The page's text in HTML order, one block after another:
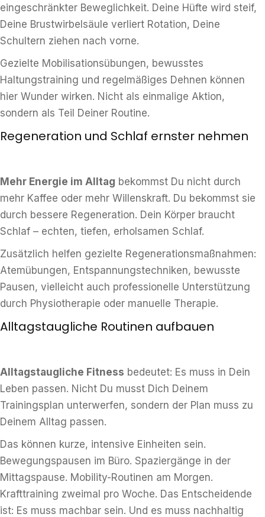
eingeschränkter Beweglichkeit. Deine Hüfte wird steif,
Deine Brustwirbelsäule verliert Rotation, Deine
Schultern ziehen nach vorne.
Gezielte Mobilisationsübungen, bewusstes
Haltungstraining und regelmäßiges Dehnen können
hier Wunder wirken. Nicht als einmalige Aktion,
sondern als Teil Deiner Routine.
Regeneration und Schlaf ernster nehmen
Mehr Energie im Alltag bekommst Du nicht durch
mehr Kaffee oder mehr Willenskraft. Du bekommst sie
durch bessere Regeneration. Dein Körper braucht
Schlaf – echten, tiefen, erholsamen Schlaf.
Zusätzlich helfen gezielte Regenerationsmaßnahmen:
Atemübungen, Entspannungstechniken, bewusste
Pausen, vielleicht auch professionelle Unterstützung
durch Physiotherapie oder manuelle Therapie.
Alltagstaugliche Routinen aufbauen
Alltagstaugliche Fitness bedeutet: Es muss in Dein
Leben passen. Nicht Du musst Dich Deinem
Trainingsplan unterwerfen, sondern der Plan muss zu
Deinem Alltag passen.
Das können kurze, intensive Einheiten sein.
Bewegungspausen im Büro. Spaziergänge in der
Mittagspause. Mobility-Routinen am Morgen.
Krafttraining zweimal pro Woche. Das Entscheidende
ist: Es muss machbar sein. Und es muss nachhaltig